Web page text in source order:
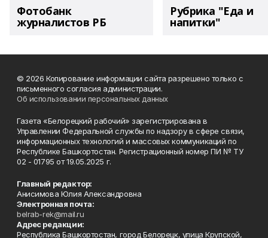
Фотобанк
журналистов РБ
Рубрика "Еда и
напитки"
© 2026 Копирование информации сайта разрешено только с
письменного согласия администрации.
Об использовании персональных данных
Газета «Белорецкий рабочий» зарегистрирована в
Управлении Федеральной службы по надзору в сфере связи,
информационных технологий и массовых коммуникаций по
Республике Башкортостан. Регистрационный номер ПИ № ТУ
02 - 01795 от 19.05.2025 г.
Главный редактор:
Анисимова Юлия Александровна
Электронная почта:
belrab-rek@mail.ru
Адрес редакции:
Республика Башкортостан, город Белорецк, улица Крупской,